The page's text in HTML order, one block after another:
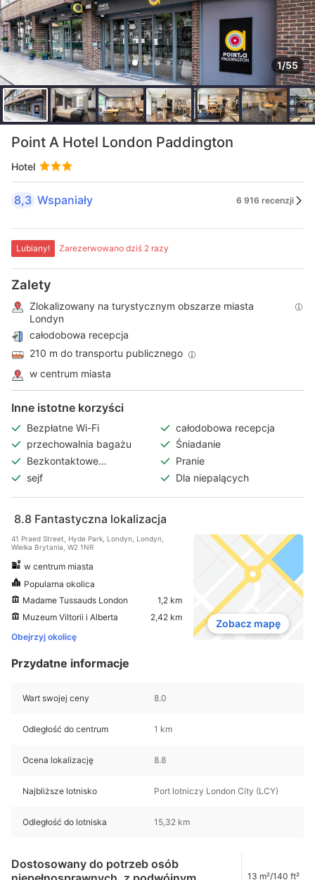
1/55
Point A Hotel London Paddington
Hotel
8,3 Wspaniały 6 916 recenzji
Lubiany! Zarezerwowano dziś 2 razy
Zalety
Zlokalizowany na turystycznym obszarze miasta
Londyn
całodobowa recepcja
210 m do transportu publicznego
w centrum miasta
Inne istotne korzyści
Bezpłatne Wi-Fi
całodobowa recepcja
przechowalnia bagażu
Śniadanie
Bezkontaktowe
zameldowanie/wymeldowanie
Pranie
sejf
Dla niepalących
8.8 Fantastyczna lokalizacja
41 Praed Street, Hyde Park, Londyn, Londyn,
Wielka Brytania, W2 1NR
w centrum miasta
Popularna okolica
Madame Tussauds London
1,2 km
Muzeum Viltorii i Alberta
2,42 km
Obejrzyj okolicę
Zobacz mapę
Przydatne informacje
Wart swojej ceny 8.0
Odległość do centrum 1 km
Ocena lokalizację 8.8
Najbliższe lotnisko Port lotniczy London City (LCY)
Odległość do lotniska 15,32 km
Dostosowany do potrzeb osób
13 m²/140 ft²